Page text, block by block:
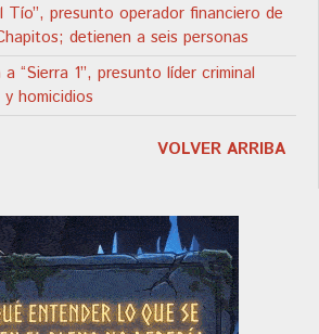
Tío”, presunto operador financiero de
detienen a seis personas
“Sierra 1”, presunto líder criminal
homicidios
VOLVER ARRIBA